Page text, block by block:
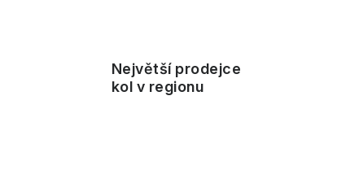
Největší prodejce
kol v regionu